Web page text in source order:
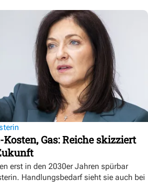
Kosten, Gas: Reiche skizziert
erst in den 2030er Jahren spürbar
Handlungsbedarf sieht sie auch bei